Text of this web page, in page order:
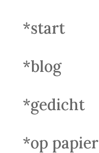
*start
*blog
*gedicht
*op papier